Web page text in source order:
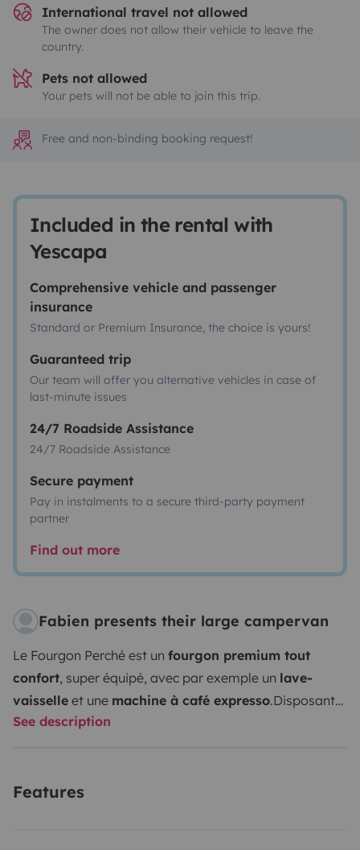
International travel not allowed
The owner does not allow their vehicle to leave the
country.
Pets not allowed
Your pets will not be able to join this trip.
Free and non-binding booking request!
Included in the rental with
Yescapa
Comprehensive vehicle and passenger
insurance
Standard or Premium Insurance, the choice is yours!
Guaranteed trip
Our team will offer you alternative vehicles in case of
last-minute issues
24/7 Roadside Assistance
24/7 Roadside Assistance
Secure payment
Pay in instalments to a secure third-party payment
partner
Find out more
Fabien presents their large campervan
Le Fourgon Perché est un fourgon premium tout
confort, super équipé, avec par exemple un lave-
vaisselle et une machine à café expresso.Disposant
de 400w depanneaux photovoltaïque
partout entotale autonomie
See description
Features